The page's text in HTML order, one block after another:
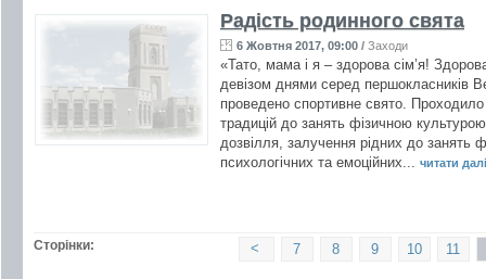
Радість родинного свята
6 Жовтня 2017, 09:00 / Заходи
«Тато, мама і я – здорова сім’я!
девізом днями серед першокласників
проведено спортивне свято.
традицій до занять фізичною культурою
дозвілля, залучення рідних до занять
психологічних та емоційних...
читати
Сторінки: 11
10
9
8
7
<